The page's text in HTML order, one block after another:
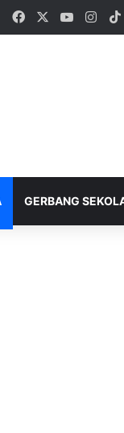
FacebookYouTube
GERBANG